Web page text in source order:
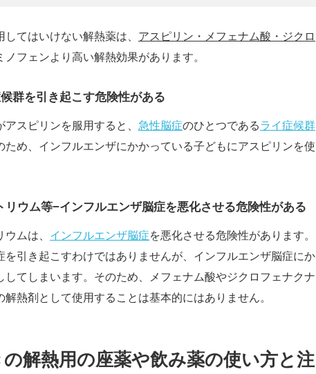
てはいけない解熱薬は、 アスピリン・メフェナム酸・ジクロ
ノフェンより高い解熱効果があります。
群を引き起こす危険性がある
スピリンを服用すると、 急性脳症のひとつであるライ症候群
め、インフルエンザにかかっている子どもにアスピリンを使
ウム等−インフルエンザ脳症を悪化させる危険性がある
ムは、 インフルエンザ脳症を悪化させる危険性があります。
を引き起こすわけではありませんが、インフルエンザ脳症にか
てしまいます。そのため、メフェナム酸やジクロフェナクナ
熱剤として使用することは基本的にはありません。
解熱用の座薬や飲み薬の使い方と注